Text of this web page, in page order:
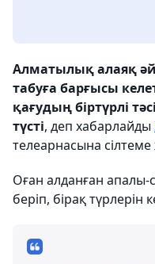
Алматылық алаяқ
табуға барғысы
қағудың біртүрлі
түсті, деп хабарлайды
телеарнасына
Оған алданған апалы-
беріп, бірақ түрлерін